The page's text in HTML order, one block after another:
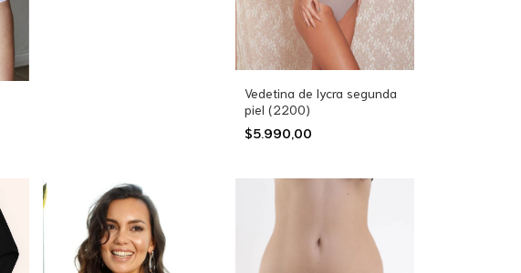
Vedetina de lycra segunda
piel (2200)
$5.990,00